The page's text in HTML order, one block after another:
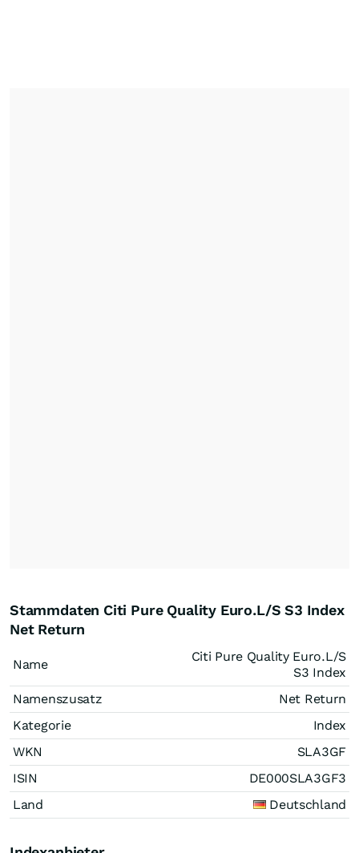
Stammdaten Citi Pure Quality Euro.L/S S3 Index
Net Return
Name
Citi Pure Quality Euro.L/S
S3 Index
Namenszusatz
Net Return
Kategorie
Index
WKN
SLA3GF
ISIN
DE000SLA3GF3
Land
Deutschland